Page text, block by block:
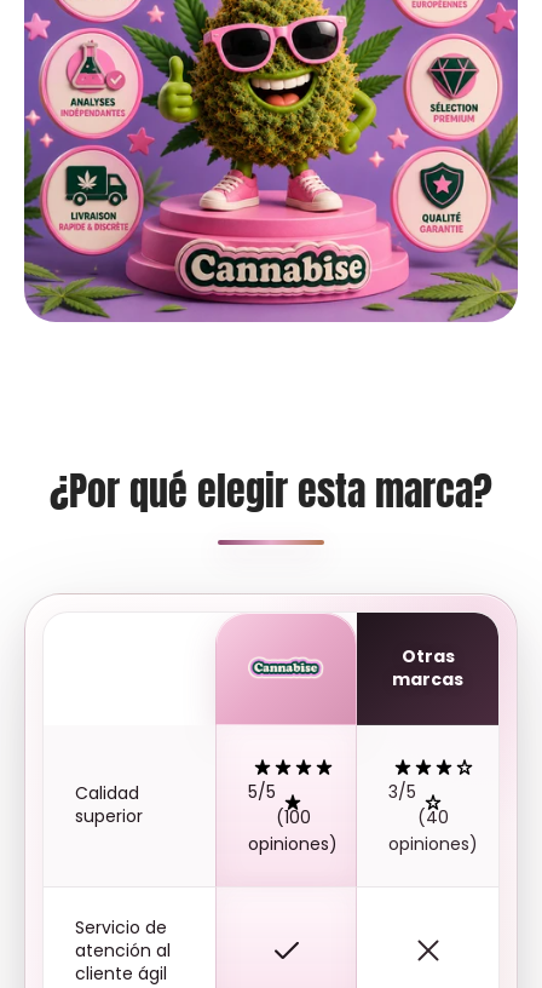
¿Por qué elegir esta marca?
Otras
marcas
Calidad
superior
5/5
(100
opiniones)
3/5
(40
opiniones)
Servicio de
atención al
cliente ágil